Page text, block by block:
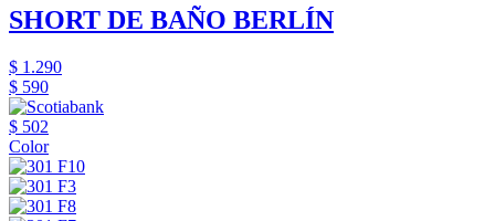
SHORT DE BAÑO BERLÍN
$ 1.290
$ 590
$ 502
Color